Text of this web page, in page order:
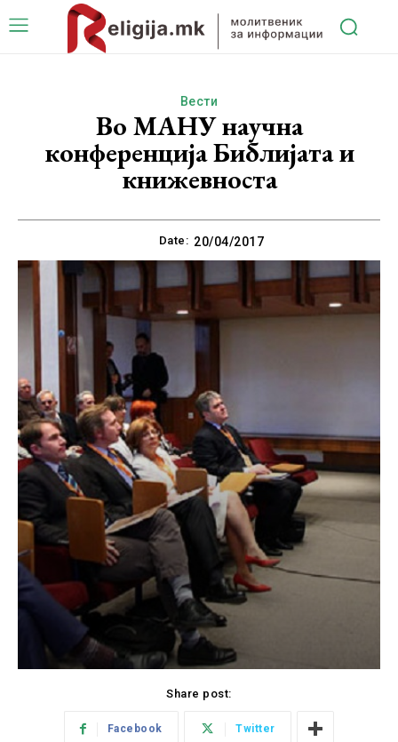
Вести
Во МАНУ научна
конференција Библијата и
книжевноста
Date: 20/04/2017
Share post:
Facebook Twitter